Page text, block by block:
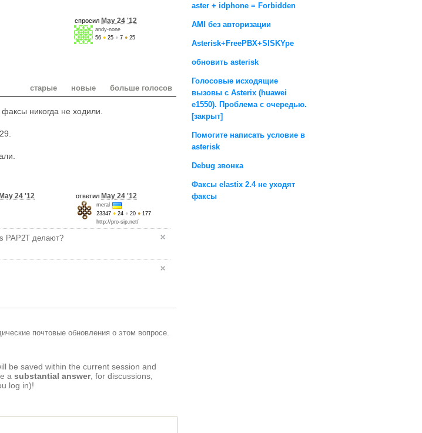
спросил May 24 '12
andy-none
56 ● 25 ● 7 ● 25
старые новые больше голосов
никогда не ходили.
ответил May 24 '12
meral
23347 ● 24 ● 20 ● 177
http://pro-sip.net/
24 '12
PAP2T делают?
почтовые обновления о этом вопросе.
be saved within the current session and
a substantial answer, for discussions,
log in)!
aster + idphone = Forbidden
AMI без авторизации
Asterisk+FreePBX+SISKYpe
обновить asterisk
Голосовые исходящие
вызовы с Asterix (huawei
e1550). Проблема с очередью.
[закрыт]
Помогите написать условие в
asterisk
Debug звонка
Факсы elastix 2.4 не уходят
факсы